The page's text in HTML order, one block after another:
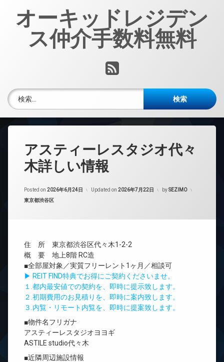
オーキッドレジデン
ス仲介手数料無料
RSS
検索:
アスティーレスタジオ代々
木詳しい情報
Posted on 2026年6月24日 Updated on 2026年7月22日 bySEZIMO
カテゴリー:
東京都渋谷区
住 所 東京都渋谷区代々木1-2-2
概 要 地上8階 RC造
■全部屋対象／実質フリーレント1ヶ月／相談可
▶ REIT FIND特典でお得にご契約くださいませ。
１.都内最安値での契約を、即時に提示致します。
２.初期費用のお見積りを、即時に案内致します。
３.内覧・リモート内覧を、即時に提案致します。
■物件名フリガナ
アスティーレスタジオヨヨギ
ASTILE studio代々木
■近隣周辺施設情報